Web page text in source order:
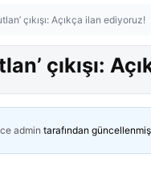
çıkışı: Açıkça ilan ediyoruz!
çıkışı:
admin tarafından